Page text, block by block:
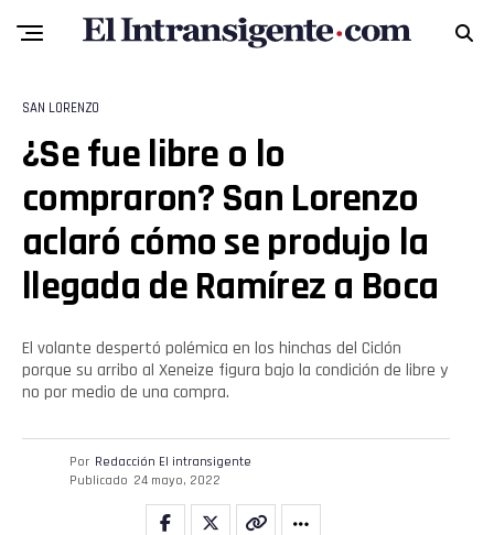
SAN LORENZO
¿Se fue libre o lo
compraron? San Lorenzo
aclaró cómo se produjo la
llegada de Ramírez a Boca
El volante despertó polémica en los hinchas del Ciclón
porque su arribo al Xeneize figura bajo la condición de libre y
no por medio de una compra.
Por Redacción El intransigente
Publicado 24 mayo, 2022